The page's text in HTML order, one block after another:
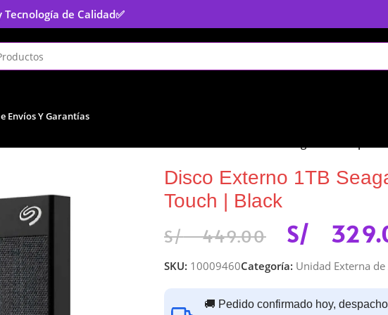
Tecnología de Calidad✅
Envíos Y Garantías
Disco Externo 1TB
Touch | Black
S/449.00 S/
SKU: 10009460Categoría: Unidad Externa
🚚 Pedido confirmado hoy,